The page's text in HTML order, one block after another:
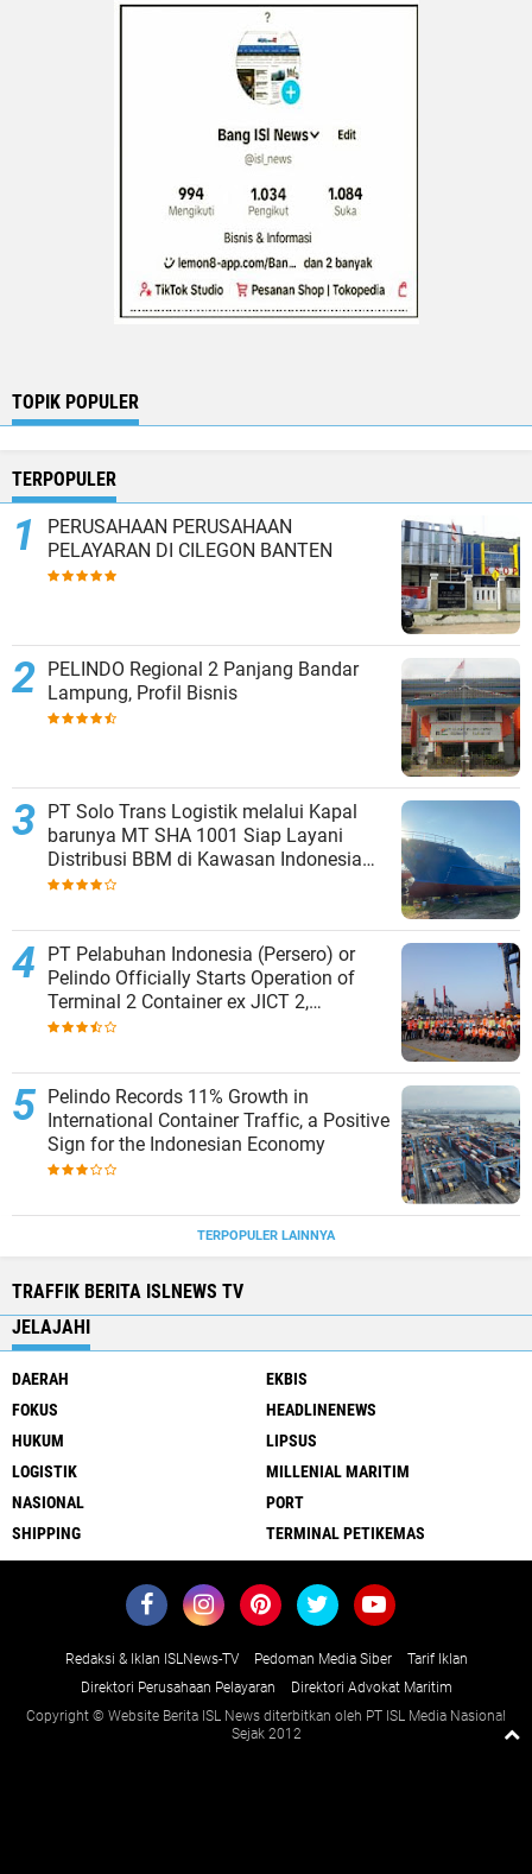
TOPIK POPULER
TERPOPULER
PERUSAHAAN PERUSAHAAN
PELAYARAN DI CILEGON BANTEN
PELINDO Regional 2 Panjang Bandar
Lampung, Profil Bisnis
PT Solo Trans Logistik melalui Kapal
barunya MT SHA 1001 Siap Layani
Distribusi BBM di Kawasan Indonesia
bagian Timur
PT Pelabuhan Indonesia (Persero) or
Pelindo Officially Starts Operation of
Terminal 2 Container ex JICT 2,
Strengthening Productivity of Tanjung
Pelindo Records 11% Growth in
International Container Traffic, a Positive
Sign for the Indonesian Economy
TERPOPULER LAINNYA
TRAFFIK BERITA ISLNEWS TV
JELAJAHI
DAERAH
EKBIS
FOKUS
HEADLINENEWS
HUKUM
LIPSUS
LOGISTIK
MILLENIAL MARITIM
NASIONAL
PORT
SHIPPING
TERMINAL PETIKEMAS
Redaksi & Iklan ISLNews-TV Pedoman Media Siber
Tarif Iklan
Direktori Perusahaan Pelayaran
Direktori Advokat Maritim
Copyright © Website Berita ISL News diterbitkan oleh PT ISL Media Nasional
Sejak 2012